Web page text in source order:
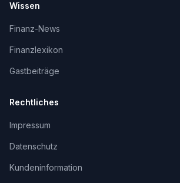
Wissen
Finanz-News
Finanzlexikon
Gastbeiträge
Rechtliches
Impressum
Datenschutz
Kundeninformation